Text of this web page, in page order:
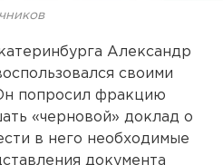
Александр
своими
попросил фракцию
«черновой» доклад о
в него необходимые
документа